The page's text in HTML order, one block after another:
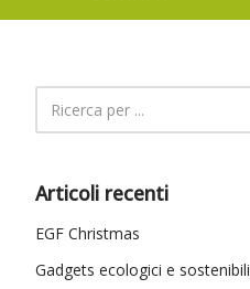
Articoli recenti
EGF Christmas
Gadgets ecologici e sostenibili